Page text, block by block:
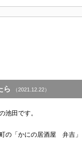
ら （2021.12.22）
池田です。
の「かにの居酒屋 弁吉